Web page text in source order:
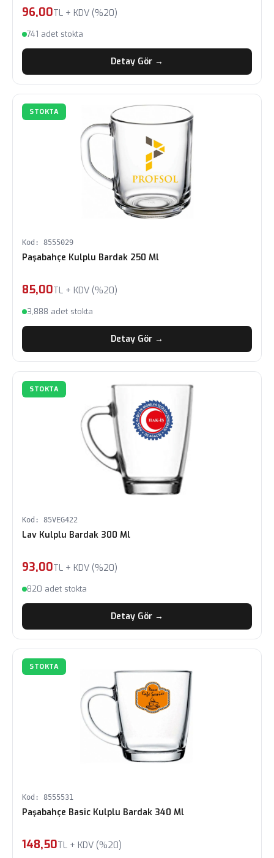
96,00TL + KDV (%20)
741 adet stokta
Detay Gör →
STOKTA
Kod: 8555029
Paşabahçe Kulplu Bardak 250 Ml
85,00TL + KDV (%20)
3,888 adet stokta
Detay Gör →
STOKTA
Kod: 85VEG422
Lav Kulplu Bardak 300 Ml
93,00TL + KDV (%20)
820 adet stokta
Detay Gör →
STOKTA
Kod: 8555531
Paşabahçe Basic Kulplu Bardak 340 Ml
148,50TL + KDV (%20)